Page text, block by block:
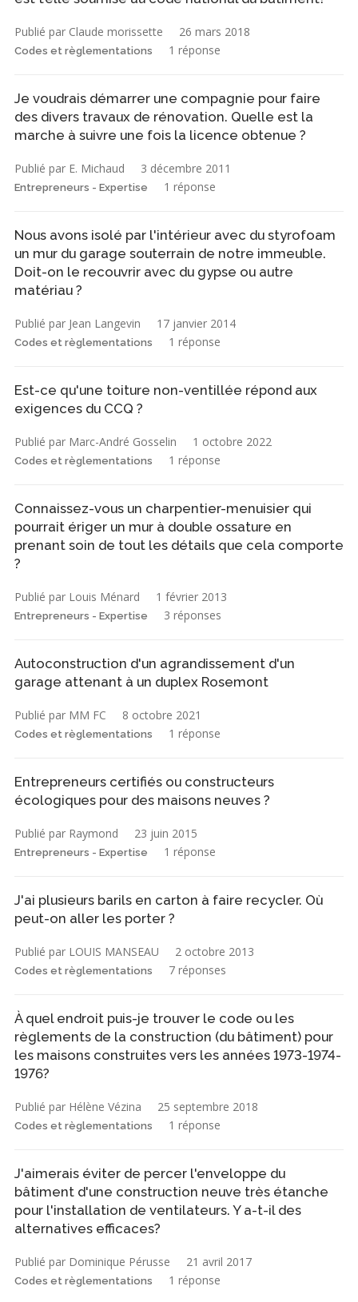
Publié par Claude morissette 26 mars 2018
Codes et règlementations 1 réponse
Je voudrais démarrer une compagnie pour faire
des divers travaux de rénovation. Quelle est la
marche à suivre une fois la licence obtenue ?
Publié par E. Michaud 3 décembre 2011
Entrepreneurs - Expertise 1 réponse
Nous avons isolé par l'intérieur avec du styrofoam
un mur du garage souterrain de notre immeuble.
Doit-on le recouvrir avec du gypse ou autre
matériau ?
Publié par Jean Langevin 17 janvier 2014
Codes et règlementations 1 réponse
Est-ce qu'une toiture non-ventillée répond aux
exigences du CCQ ?
Publié par Marc-André Gosselin 1 octobre 2022
Codes et règlementations 1 réponse
Connaissez-vous un charpentier-menuisier qui
pourrait ériger un mur à double ossature en
prenant soin de tout les détails que cela comporte
?
Publié par Louis Ménard 1 février 2013
Entrepreneurs - Expertise 3 réponses
Autoconstruction d'un agrandissement d'un
garage attenant à un duplex Rosemont
Publié par MM FC 8 octobre 2021
Codes et règlementations 1 réponse
Entrepreneurs certifiés ou constructeurs
écologiques pour des maisons neuves ?
Publié par Raymond 23 juin 2015
Entrepreneurs - Expertise 1 réponse
J'ai plusieurs barils en carton à faire recycler. Où
peut-on aller les porter ?
Publié par LOUIS MANSEAU 2 octobre 2013
Codes et règlementations 7 réponses
À quel endroit puis-je trouver le code ou les
règlements de la construction (du bâtiment) pour
les maisons construites vers les années 1973-1974-
1976?
Publié par Hélène Vézina 25 septembre 2018
Codes et règlementations 1 réponse
J'aimerais éviter de percer l'enveloppe du
bâtiment d'une construction neuve très étanche
pour l'installation de ventilateurs. Y a-t-il des
alternatives efficaces?
Publié par Dominique Pérusse 21 avril 2017
Codes et règlementations 1 réponse